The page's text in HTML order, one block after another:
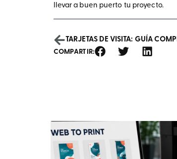
llevar a buen puerto tu proyecto.
TARJETAS DE VISITA: GUÍA
COMPARTIR: